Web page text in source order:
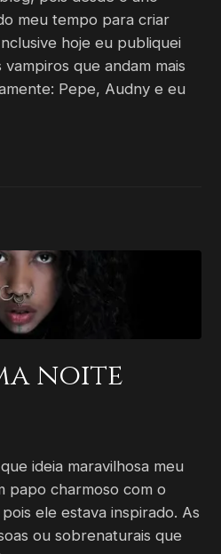
meu tempo para criar
hoje eu publiquei
que andam mais
Pepe, Audny e eu
noite
ideia maravilhosa meu
papo charmoso com o
ele estava inspirado. As
ou sobrenaturais que